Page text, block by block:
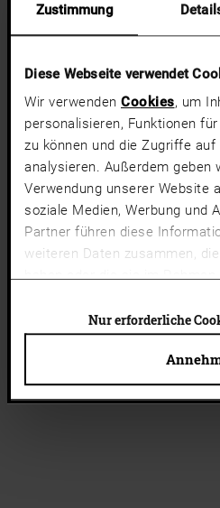
Zustimmung
Diese Webseite verwendet
Wir verwenden Cookies, um
personalisieren, Funktionen
zu können und die Zugriffe
analysieren. Außerdem geben
Verwendung unserer Website
soziale Medien, Werbung und
Partner führen diese
weiteren Daten zusammen,
haben oder die sie im
können auch
Cookie-Einstellungen
Nur erforderliche